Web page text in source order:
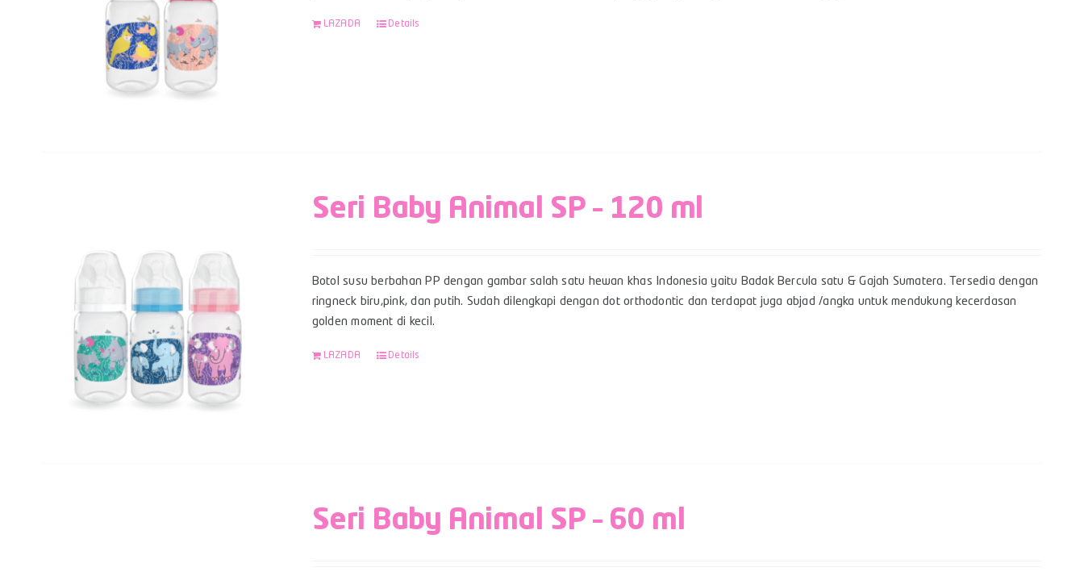
LAZADA Details
Seri Baby Animal SP – 120 ml
Botol susu berbahan PP dengan gambar salah satu hewan khas Indonesia yaitu Badak Bercula satu & Gajah Sumatera. Tersedia dengan
ringneck biru,pink, dan putih. Sudah dilengkapi dengan dot orthodontic dan terdapat juga abjad /angka untuk mendukung kecerdasan
golden moment di kecil.
LAZADA Details
Seri Baby Animal SP – 60 ml